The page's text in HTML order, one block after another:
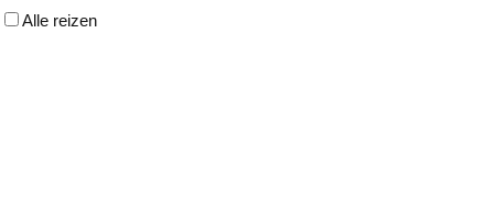
Alle reizen